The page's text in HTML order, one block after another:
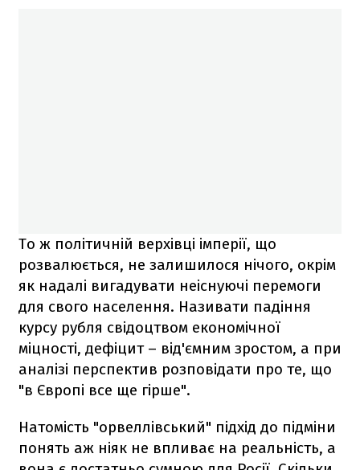
То ж політичній верхівці імперії, що
розвалюється, не залишилося нічого, окрім
як надалі вигадувати неіснуючі перемоги
для свого населення. Називати падіння
курсу рубля свідоцтвом економічної
міцності, дефіцит – від'ємним зростом, а при
аналізі перспектив розповідати про те, що
"в Європі все ще гірше".
Натомість "орвеллівський" підхід до підміни
понять аж ніяк не впливає на реальність, а